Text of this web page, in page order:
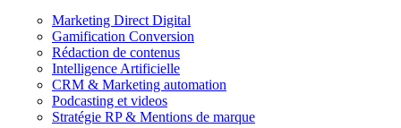
Marketing Direct Digital
Gamification Conversion
Rédaction de contenus
Intelligence Artificielle
CRM & Marketing automation
Podcasting et videos
Stratégie RP & Mentions de marque